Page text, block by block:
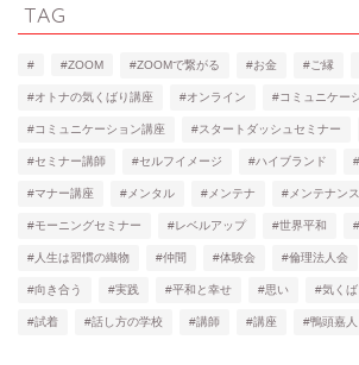
TAG
# #ZOOM #ZOOMで繋がる #お金 #ご縁
#オトナの気くばり講座 #オンライン #コミュニケー
#コミュニケーション講座 #スタートダッシュセミナー
#セミナー講師 #セルフイメージ #ハイブランド
#マナー講座 #メンタル #メンテナ #メンテナンス
#モーニングセミナー #レベルアップ #世界平和
#人生は習慣の織物 #仲間 #体験会 #倫理法人会
#向き合う #実践 #平和と幸せ #思い #気くば
#試着 #話し方の学校 #講師 #講座 #鴨頭嘉人